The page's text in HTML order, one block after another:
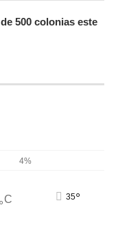
500 colonias este
4%
C 35°